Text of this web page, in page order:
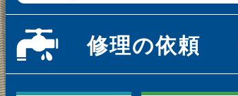
修理の依頼